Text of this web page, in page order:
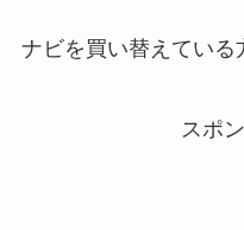
ナビを買い替えている
スポ